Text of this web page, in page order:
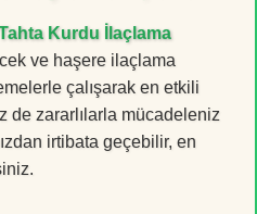
Kurdu İlaçlama
ve haşere ilaçlama
çalışarak en etkili
de zararlılarla mücadeleniz
irtibata geçebilir, en